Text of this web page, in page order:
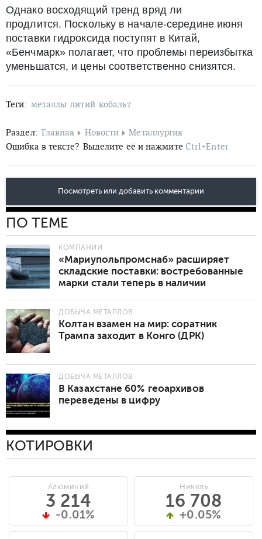
Однако восходящий тренд вряд ли
продлится. Поскольку в начале-середине июня
поставки гидроксида поступят в Китай,
«Бенчмарк» полагает, что проблемы переизбытка
уменьшатся, и цены соответственно снизятся.
Теги: металлы литий кобальт
Раздел: Главная Новости
Металлургия
Ошибка в тексте? Выделите её и нажмите Ctrl+Enter
Посмотреть или добавить комментарии
ПО ТЕМЕ
КОМПАНИИ
«Мариупольпромснаб» расширяет
складские поставки: востребованные
марки стали теперь в наличии
ДОБЫЧА МЕТАЛЛОВ
Колтан взамен на мир: соратник
Трампа заходит в Конго (ДРК)
ДОБЫЧА МЕТАЛЛОВ
В Казахстане 60% геоархивов
переведены в цифру
КОТИРОВКИ
Алюминий
3 214
-0.01%
Никель
16 708
+0.05%